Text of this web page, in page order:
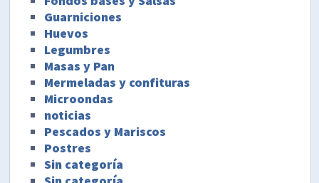
Guarniciones
Huevos
Legumbres
Masas y Pan
Mermeladas y confituras
Microondas
noticias
Pescados y Mariscos
Postres
Sin categoría